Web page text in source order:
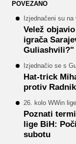
POVEZANO
Izjednačeni su
Velež
igrača
Guliashvili?"
Izjednačio se s
Hat-trick
protiv
26. kolo WWin
Poznati
lige BiH:
subotu